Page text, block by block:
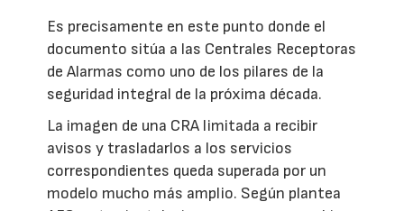
Es precisamente en este punto donde el
documento sitúa a las Centrales Receptoras
de Alarmas como uno de los pilares de la
seguridad integral de la próxima década.
La imagen de una CRA limitada a recibir
avisos y trasladarlos a los servicios
correspondientes queda superada por un
modelo mucho más amplio. Según plantea